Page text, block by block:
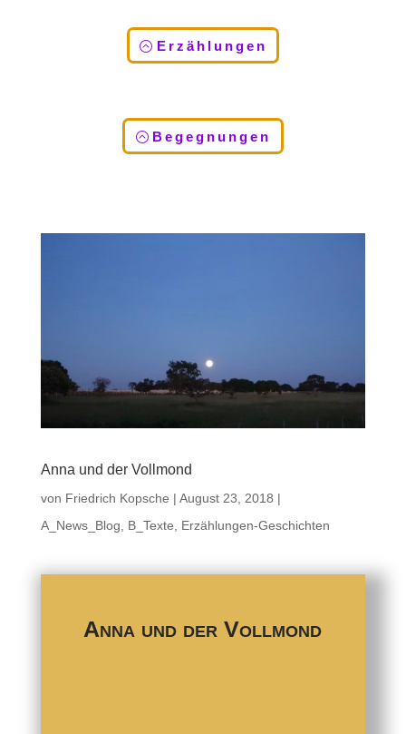
Erzählungen
Begegnungen
Anna und der Vollmond
von Friedrich Kopsche | August 23, 2018 |
A_News_Blog
B_Texte Erzählungen-Geschichten
Anna und der Vollmond